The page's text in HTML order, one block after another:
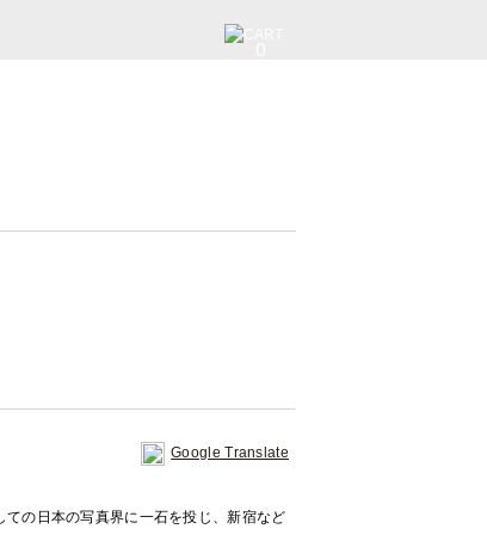
Google Translate
の日本の写真界に一石を投じ、新宿など